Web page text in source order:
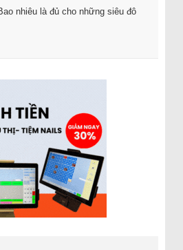
nhiêu là đủ cho những siêu đô